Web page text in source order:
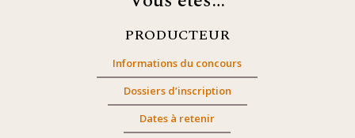
PRODUCTEUR
Informations du concours
Dossiers d’inscription
Dates à retenir